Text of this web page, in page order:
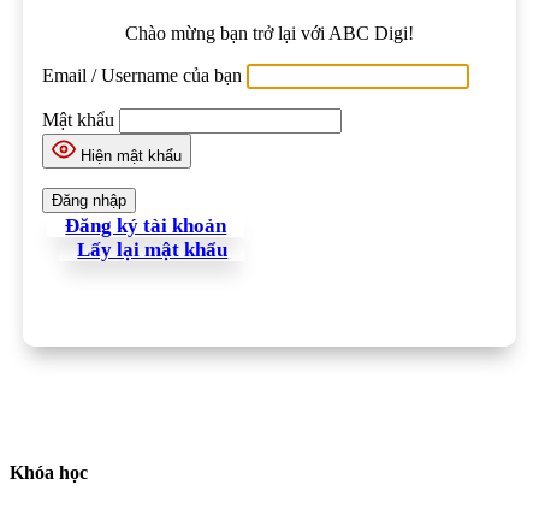
Chào mừng bạn trở lại với ABC Digi!
Email / Username của bạn
Mật khẩu
Hiện mật khẩu
Đăng ký tài khoản
Lấy lại mật khẩu
Khóa học